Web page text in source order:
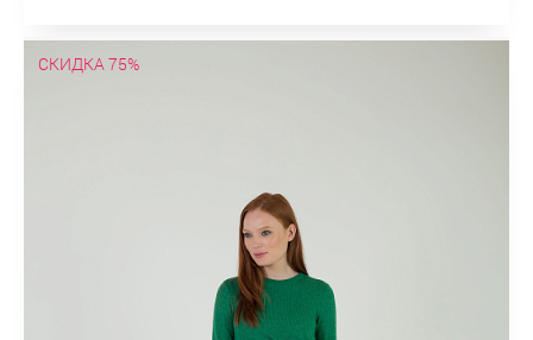
СКИДКА 75%